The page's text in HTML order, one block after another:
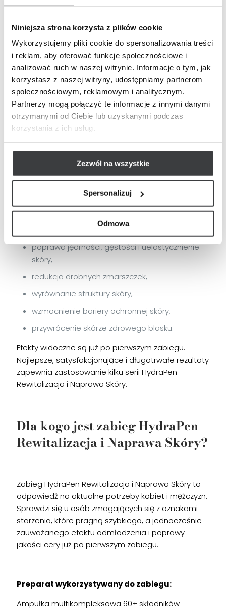
Niniejsza strona korzysta z plików cookie
Wykorzystujemy pliki cookie do spersonalizowania treści
i reklam, aby oferować funkcje społecznościowe i
analizować ruch w naszej witrynie. Informacje o tym, jak
korzystasz z naszej witryny, udostępniamy partnerom
społecznościowym, reklamowym i analitycznym.
Partnerzy mogą połączyć te informacje z innymi danymi
otrzymanymi od Ciebie lub uzyskanymi podczas
korzystania z ich usług.
Zezwól na wszystkie
Spersonalizuj
Odmowa
bankietowy gwarantujący tzw. efekt „wow” już po
Proces zabiegowy poprzedzony jest indywidualną
konsultacją, mającą na celu wykluczenie
przeciwskazań do zastosowania preparatu. Zabieg
zaliczany jest do tych powodujących niewielki
dyskomfort i niewymagających okresu
rekonwalescencji. Po iniekcji może pojawić się
samoistnie powinno ustąpić.
Efekty zabiegu HydraPen Rewitalizacja i
Naprawa Skóry:
Intensywne nawilżenie skóry,
rozświetlenie i natychmiastowy efekt
poprawa jędrności, gęstości i uelastycznienie
skóry,
redukcja drobnych zmarszczek,
wyrównanie struktury skóry,
wzmocnienie bariery ochronnej skóry,
przywrócenie skórze zdrowego blasku.
Efekty widoczne są już po pierwszym zabiegu.
Najlepsze, satysfakcjonujące i długotrwałe rezultaty
zapewnia zastosowanie kilku serii HydraPen
Rewitalizacja i Naprawa Skóry.
Dla kogo jest zabieg HydraPen
Rewitalizacja i Naprawa Skóry?
Zabieg HydraPen Rewitalizacja i Naprawa Skóry to
odpowiedź na aktualne potrzeby kobiet i mężczyzn.
Sprawdzi się u osób zmagających się z oznakami
starzenia, które pragną szybkiego, a jednocześnie
zauważanego efektu odmłodzenia i poprawy
jakości cery już po pierwszym zabiegu.
Preparat wykorzystywany do zabiegu:
Ampułka multikompleksowa 60+ składników